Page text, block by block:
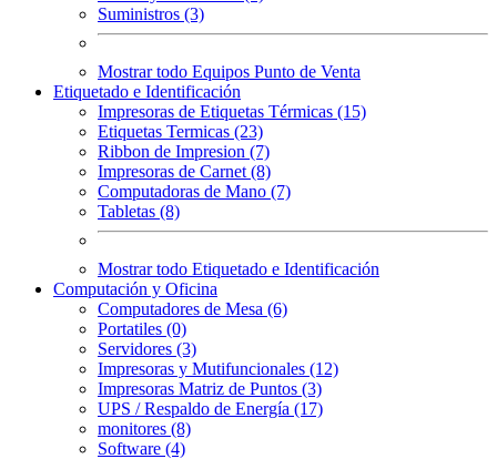
Suministros (3)
Mostrar todo Equipos Punto de Venta
Etiquetado e Identificación
Impresoras de Etiquetas Térmicas (15)
Etiquetas Termicas (23)
Ribbon de Impresion (7)
Impresoras de Carnet (8)
Computadoras de Mano (7)
Tabletas (8)
Mostrar todo Etiquetado e Identificación
Computación y Oficina
Computadores de Mesa (6)
Portatiles (0)
Servidores (3)
Impresoras y Mutifuncionales (12)
Impresoras Matriz de Puntos (3)
UPS / Respaldo de Energía (17)
monitores (8)
Software (4)